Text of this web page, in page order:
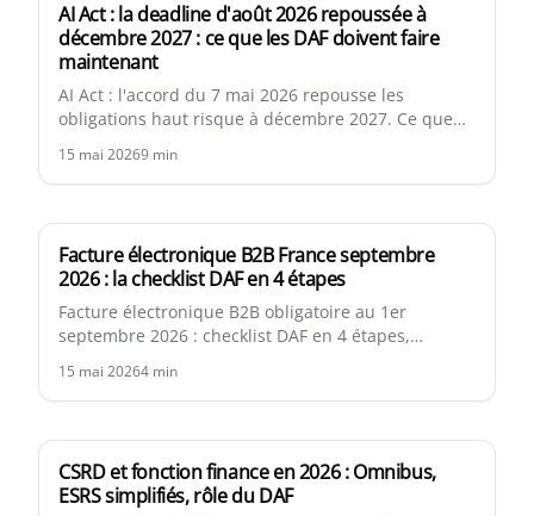
AI Act : la deadline d'août 2026 repoussée à
décembre 2027 : ce que les DAF doivent faire
maintenant
AI Act : l'accord du 7 mai 2026 repousse les
obligations haut risque à décembre 2027. Ce que
15 mai 20269 min
Facture électronique B2B France septembre
2026 : la checklist DAF en 4 étapes
Facture électronique B2B obligatoire au 1er
septembre 2026 : checklist DAF en 4 étapes,
jour mai 2026.
15 mai 20264 min
CSRD et fonction finance en 2026 : Omnibus,
ESRS simplifiés, rôle du DAF